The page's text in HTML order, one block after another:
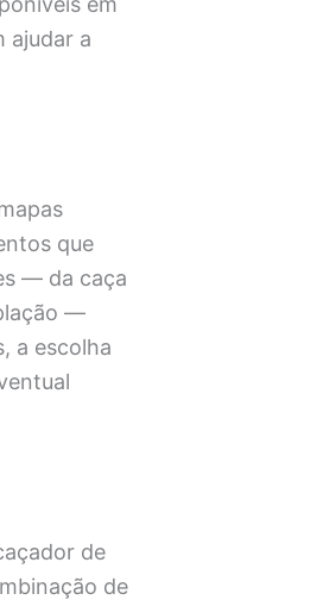
ajudar a
que
— da caça
—
a escolha
de
de